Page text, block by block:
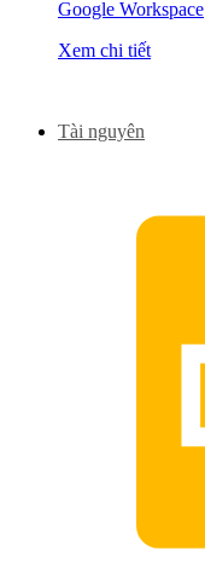
Google Workspace
Xem chi tiết
Tài nguyên